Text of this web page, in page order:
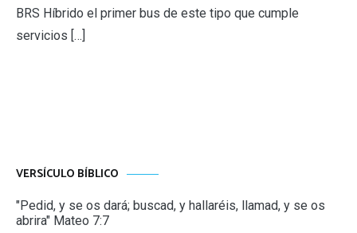
BRS Híbrido el primer bus de este tipo que cumple
servicios […]
VERSÍCULO BÍBLICO
"Pedid, y se os dará; buscad, y hallaréis, llamad, y se os
abrira" Mateo 7:7